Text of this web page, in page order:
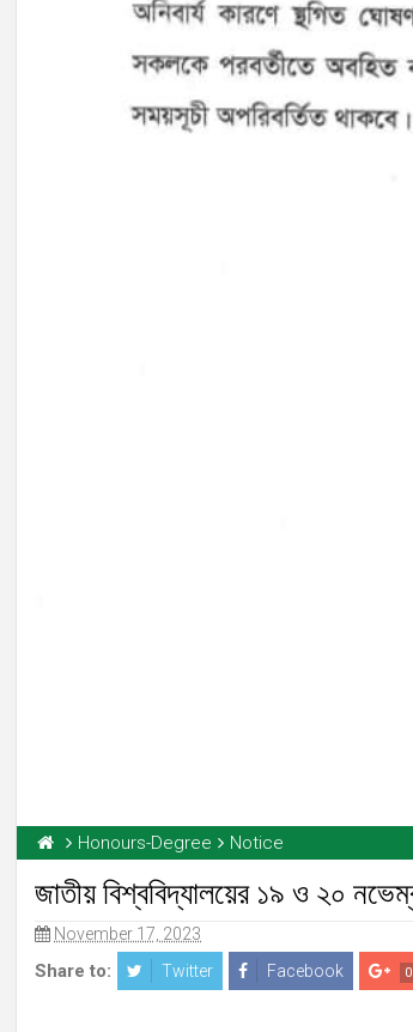
Honours-Degree Notice
জাতীয় বিশ্ববিদ্যালয়ের ১৯ ও ২০
November 17, 2023
Share to: Twitter Facebook 0